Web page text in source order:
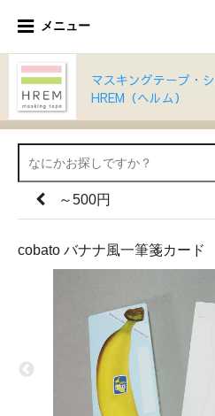
メニュー
マスキングテープ・
HREM（ヘルム）
～500円
cobato バナナ風一筆箋カード